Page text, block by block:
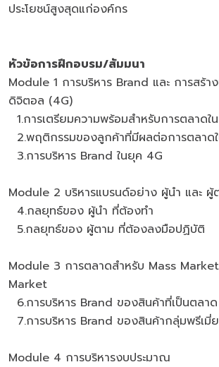
ประโยชน์สูงสุดแก่องค์กร
หัวข้อการฝึกอบรม/สัมมนา
Module 1 การบริหาร Brand และ การสร้า
ดิจิตอล (4G)
1.การเตรียมความพร้อมสำหรับการตลาดใ
2.พฤติกรรมของลูกค้าที่มีผลต่อการตลาด
3.การบริหาร Brand ในยุค 4G
Module 2 บริหารแบรนด์อย่าง ผู้นำ และ ผู้
4.กลยุทธ์ของ ผู้นำ ที่ต้องทำ
5.กลยุทธ์ของ ผู้ตาม ที่ต้องลงมือปฏิบัติ
Module 3 การตลาดสำหรับ Mass
Market
6.การบริหาร Brand ของสินค้าที่เป็นตลา
7.การบริหาร Brand ของสินค้ากลุ่มพรีเมี่
Module 4 การบริหารงบประมาณ